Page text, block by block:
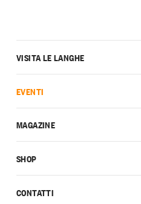
CONTATTI
VISITA LE LANGHE
EVENTI
MAGAZINE
SHOP